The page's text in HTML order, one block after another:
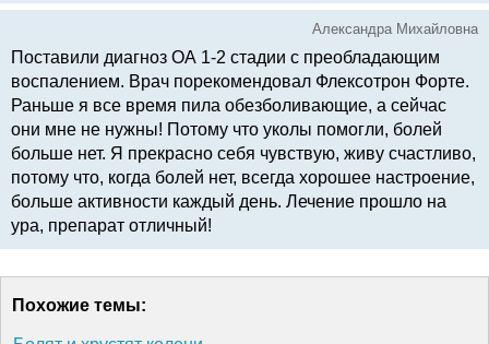
Александра Михайловна
Поставили диагноз ОА 1-2 стадии с преобладающим
воспалением. Врач порекомендовал Флексотрон Форте.
Раньше я все время пила обезболивающие, а сейчас
они мне не нужны! Потому что уколы помогли, болей
больше нет. Я прекрасно себя чувствую, живу счастливо,
потому что, когда болей нет, всегда хорошее настроение,
больше активности каждый день. Лечение прошло на
ура, препарат отличный!
Похожие темы: